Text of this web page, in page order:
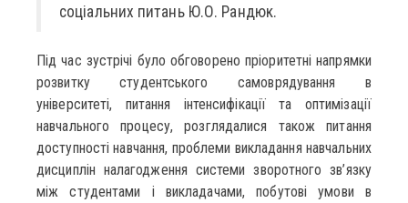
соціальних питань Ю.О. Рандюк.
Під час зустрічі було обговорено пріоритетні напрямки
розвитку студентського самоврядування в
університеті, питання інтенсифікації та оптимізації
навчального процесу, розглядалися також питання
доступності навчання, проблеми викладання навчальних
дисциплін налагодження системи зворотного зв’язку
між студентами і викладачами, побутові умови в